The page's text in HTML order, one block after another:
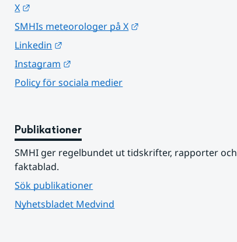
X
SMHIs meteorologer på X
Linkedin
Instagram
Policy för sociala medier
Publikationer
SMHI ger regelbundet ut tidskrifter, rapporter och
faktablad.
Sök publikationer
Nyhetsbladet Medvind